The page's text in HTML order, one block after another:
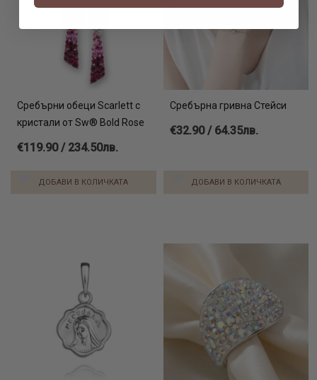
Сребърни обеци Scarlett с
кристали от Sw® Bold Rose
€119.90 / 234.50лв.
ДОБАВИ В КОЛИЧКАТА
Сребърна гривна Стейси
€32.90 / 64.35лв.
ДОБАВИ В КОЛИЧКАТА